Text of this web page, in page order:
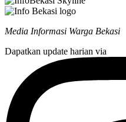
Media Informasi Warga Bekasi
Dapatkan update harian via